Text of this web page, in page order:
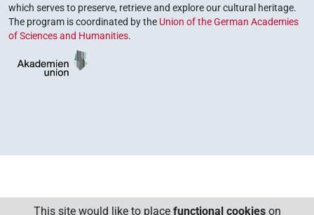
which serves to preserve, retrieve and explore our cultural heritage.
The program is coordinated by the Union of the German Academies
of Sciences and Humanities.
This site would like to place functional cookies on